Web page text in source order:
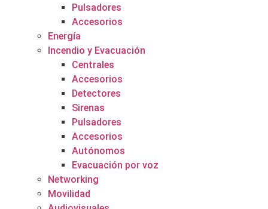
Pulsadores
Accesorios
Energía
Incendio y Evacuación
Centrales
Accesorios
Detectores
Sirenas
Pulsadores
Accesorios
Autónomos
Evacuación por voz
Networking
Movilidad